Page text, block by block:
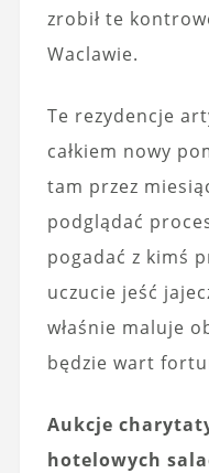
zrobił te
Waclawie.
Te rezydencje
całkiem nowy
tam przez
podglądać
pogadać z kimś
uczucie jeść
właśnie maluje
będzie wart
Aukcje
hotelowych